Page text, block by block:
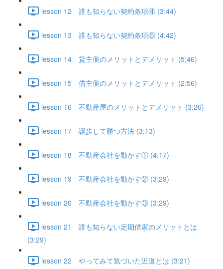
lesson 12 誰も知らない契約条項④ (3:44)
lesson 13 誰も知らない契約条項⑤ (4:42)
lesson 14 貸主側のメリットとデメリット (5:46)
lesson 15 借主側のメリットとデメリット (2:56)
lesson 16 不動産屋のメリットとデメリット (3:26)
lesson 17 譲歩して勝つ方法 (3:13)
lesson 18 不動産会社を動かす① (4:17)
lesson 19 不動産会社を動かす② (3:29)
lesson 20 不動産会社を動かす③ (3:29)
lesson 21 誰も知らない定期借家のメリットとは
(3:29)
lesson 22 やってみて気づいた近道とは (3:21)